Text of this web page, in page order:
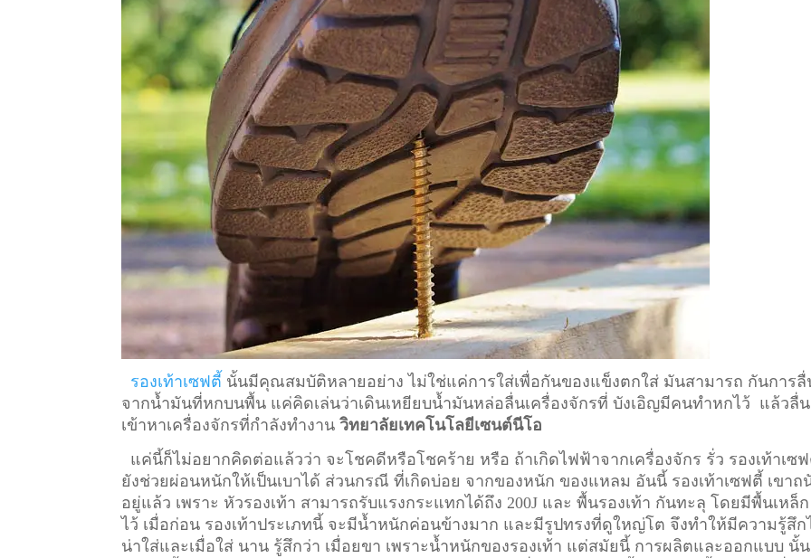
รองเท้าเซฟตี้ นั้นมีคุณสมบัติหลายอย่าง ไม่ใช่แค่การใส่เพื่อกันของแข็งตกใส่ มันสามารถ กันการลื่
จากน้ำมันที่หกบนพื้น แค่คิดเล่นว่าเดินเหยียบน้ำมันหล่อลื่นเครื่องจักรที่ บังเอิญมีคนทำหกไว้ แล้วลื่น
เข้าหาเครื่องจักรที่กำลังทำงานวิทยาลัยเทคโนโลยีเซนต์นีโอ
แค่นี้ก็ไม่อยากคิดต่อแล้วว่า จะโชคดีหรือโชคร้าย หรือ ถ้าเกิดไฟฟ้าจากเครื่องจักร รั่ว รองเท้าเซ
ยังช่วยผ่อนหนักให้เป็นเบาได้ ส่วนกรณี ที่เกิดบ่อย จากของหนัก ของแหลม อันนี้ รองเท้าเซฟตี้ เขาถ
อยู่แล้ว เพราะ หัวรองเท้า สามารถรับแรงกระแทกได้ถึง 200J และ พื้นรองเท้า กันทะลุ โดยมีพื้นเหล็
ไว้ เมื่อก่อน รองเท้าประเภทนี้ จะมีน้ำหนักค่อนข้างมาก และมีรูปทรงที่ดูใหญ่โต จึงทำให้มีความรู้สึก
น่าใส่และเมื่อใส่ นาน รู้สึกว่า เมื่อยขา เพราะน้ำหนักของรองเท้า แต่สมัยนี้ การผลิตและออกแบบ นั้น